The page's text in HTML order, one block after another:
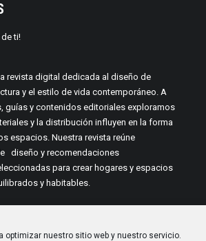
optimizar nuestro sitio web y nuestro servicio.
de ti!
revista digital dedicada al diseño de
y el estilo de vida contemporáneo. A
guías y contenidos editoriales exploramos
y la distribución influyen en la forma
espacios. Nuestra revista reúne
diseño y recomendaciones
para crear hogares y espacios
y habitables.